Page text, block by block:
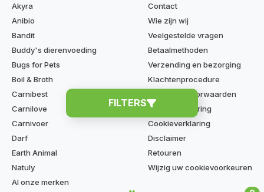
FILTERS
Akyra
Anibio
Bandit
Buddy's dierenvoeding
Bugs for Pets
Boil & Broth
Carnibest
Carnilove
Carnivoer
Darf
Earth Animal
Natuly
Al onze merken
Contact
Wie zijn wij
Veelgestelde vragen
Betaalmethoden
Verzending en bezorging
Klachtenprocedure
Algemene voorwaarden
Privacyverklaring
Cookieverklaring
Disclaimer
Retouren
Wijzig uw cookievoorkeuren